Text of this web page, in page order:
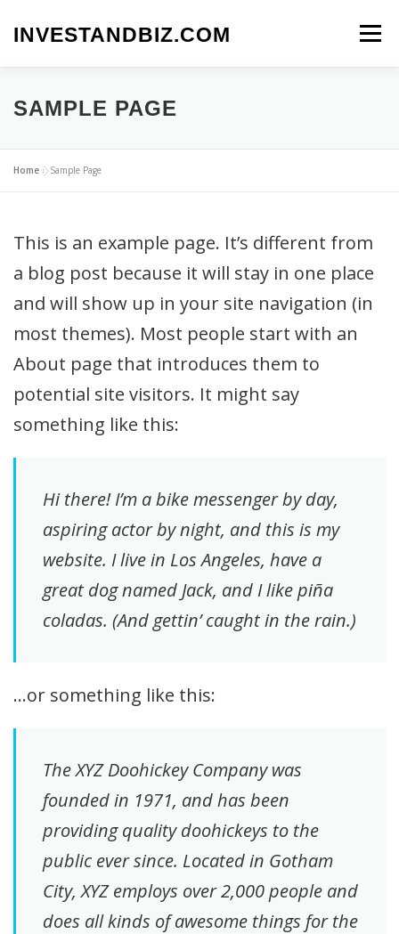
INVESTANDBIZ.COM 메뉴
SAMPLE PAGE
Home »Sample Page
This is an example page. It’s different from
a blog post because it will stay in one place
and will show up in your site navigation (in
most themes). Most people start with an
About page that introduces them to
potential site visitors. It might say
something like this:
Hi there! I’m a bike messenger by day,
aspiring actor by night, and this is my
website. I live in Los Angeles, have a
great dog named Jack, and I like piña
coladas. (And gettin’ caught in the rain.)
…or something like this:
The XYZ Doohickey Company was
founded in 1971, and has been
providing quality doohickeys to the
public ever since. Located in Gotham
City, XYZ employs over 2,000 people and
does all kinds of awesome things for the